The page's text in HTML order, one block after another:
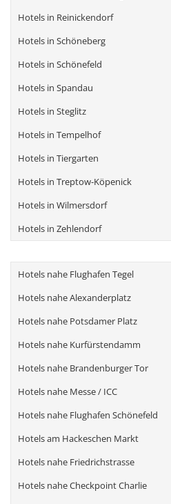
Hotels in Reinickendorf
Hotels in Schöneberg
Hotels in Schönefeld
Hotels in Spandau
Hotels in Steglitz
Hotels in Tempelhof
Hotels in Tiergarten
Hotels in Treptow-Köpenick
Hotels in Wilmersdorf
Hotels in Zehlendorf
Hotels nahe Flughafen Tegel
Hotels nahe Alexanderplatz
Hotels nahe Potsdamer Platz
Hotels nahe Kurfürstendamm
Hotels nahe Brandenburger Tor
Hotels nahe Messe / ICC
Hotels nahe Flughafen Schönefeld
Hotels am Hackeschen Markt
Hotels nahe Friedrichstrasse
Hotels nahe Checkpoint Charlie